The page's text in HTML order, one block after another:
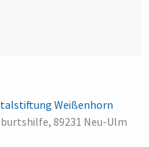
Weißenhorn
89231 Neu-Ulm